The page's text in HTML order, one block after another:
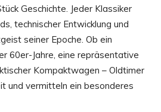
Geschichte. Jeder Klassiker
technischer Entwicklung und
seiner Epoche. Ob ein
60er-Jahre, eine repräsentative
Kompaktwagen – Oldtimer
und vermitteln ein besonderes